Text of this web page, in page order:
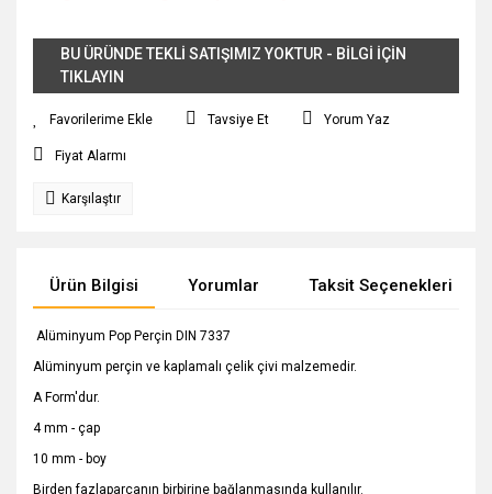
BU ÜRÜNDE TEKLİ SATIŞIMIZ YOKTUR - BİLGİ İÇİN
TIKLAYIN
Tavsiye Et Yorum Yaz
Fiyat Alarmı
Karşılaştır
Ürün Bilgisi Yorumlar Taksit Seçenekleri
Alüminyum Pop Perçin DIN 7337
Alüminyum perçin ve kaplamalı çelik çivi malzemedir.
A Form'dur.
4 mm - çap
10 mm - boy
Birden fazlaparçanın birbirine bağlanmasında kullanılır.